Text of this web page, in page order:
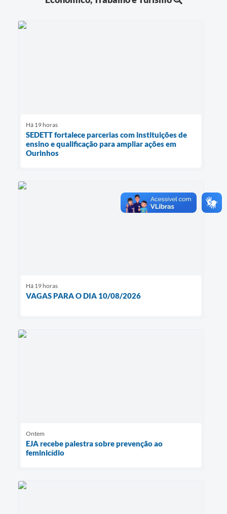
Há 19 horas
SEDETT fortalece parcerias com instituições de
ensino e qualificação para ampliar ações em
Ourinhos
Há 19 horas
VAGAS PARA O DIA 10/08/2026
Ontem
EJA recebe palestra sobre prevenção ao
feminicídio